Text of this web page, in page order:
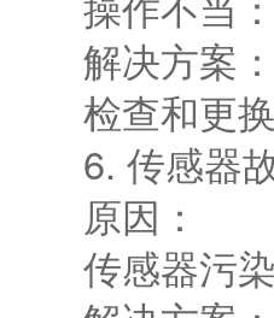
解决方案
检查和更
6. 传感器
原因：
传感器污